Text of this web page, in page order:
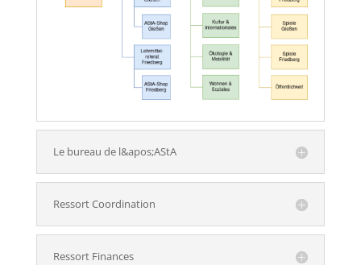
Le bureau de l&apos;AStA
Ressort Coordination
Ressort Finances